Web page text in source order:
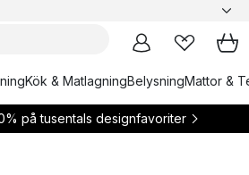
Kök & MatlagningBelysningMattor &
på tusentals designfavoriter